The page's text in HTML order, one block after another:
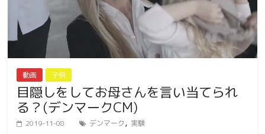
動画 子供
目隠しをしてお母さんを言い当てられ
る？(デンマークCM)
2019-11-08 デンマーク, 実験